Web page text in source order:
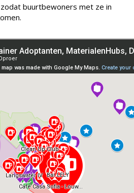
buurtbewoners met ze in